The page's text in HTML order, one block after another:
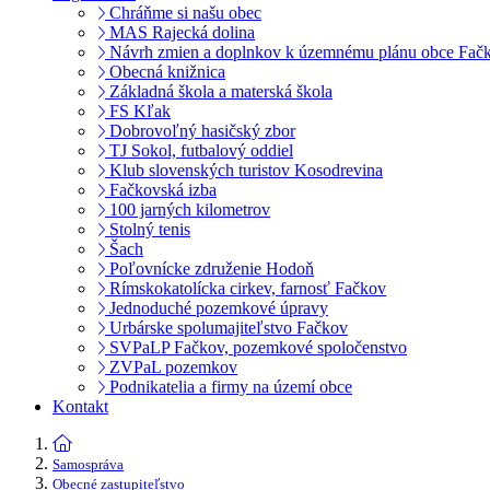
Chráňme si našu obec
MAS Rajecká dolina
Návrh zmien a doplnkov k územnému plánu obce
Obecná knižnica
Základná škola a materská škola
FS Kľak
Dobrovoľný hasičský zbor
TJ Sokol, futbalový oddiel
Klub slovenských turistov Kosodrevina
Fačkovská izba
100 jarných kilometrov
Stolný tenis
Šach
Poľovnícke združenie Hodoň
Rímskokatolícka cirkev, farnosť Fačkov
Jednoduché pozemkové úpravy
Urbárske spolumajiteľstvo Fačkov
SVPaLP Fačkov, pozemkové spoločenstvo
ZVPaL pozemkov
Podnikatelia a firmy na území obce
Kontakt
Samospráva
Obecné zastupiteľstvo